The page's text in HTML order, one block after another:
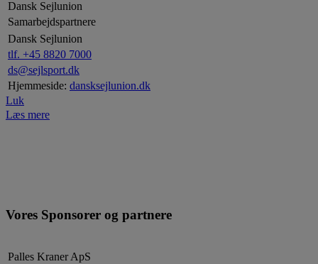
Dansk Sejlunion
Samarbejdspartnere
Dansk Sejlunion
tlf. +45 8820 7000
ds@sejlsport.dk
Hjemmeside: dansksejlunion.dk
Luk
Læs mere
Vores Sponsorer og partnere
Palles Kraner ApS